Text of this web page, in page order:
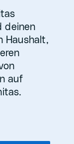
deinen
Haushalt,
auf